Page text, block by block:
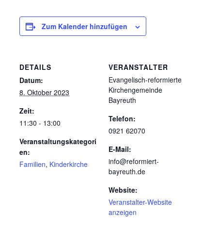
Zum Kalender hinzufügen
DETAILS
Datum:
8. Oktober 2023
Zeit:
11:30 - 13:00
Veranstaltungskategori
en:
Familien, Kinderkirche
VERANSTALTER
Evangelisch-reformierte
Kirchengemeinde
Bayreuth
Telefon:
0921 62070
E-Mail:
info@reformiert-
bayreuth.de
Website:
Veranstalter-Website
anzeigen